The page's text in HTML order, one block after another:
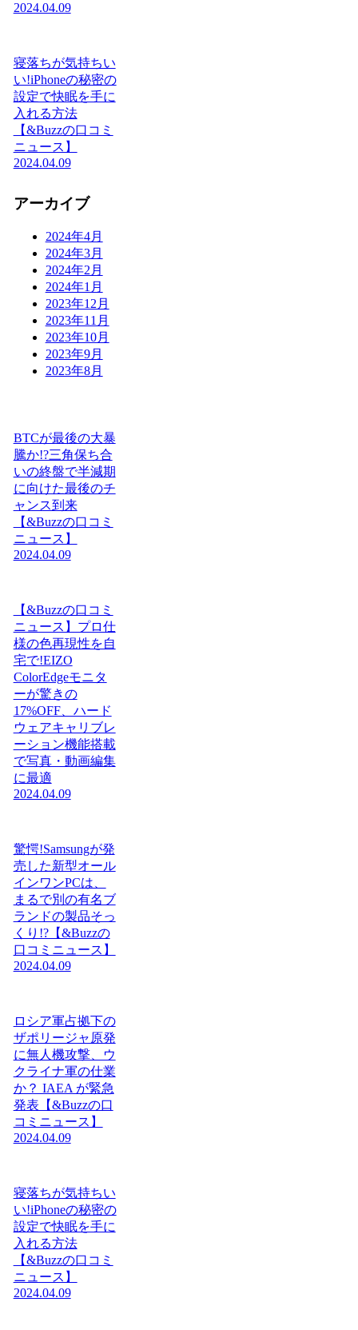
2024.04.09
寝落ちが気持ちい
い!iPhoneの秘密の
設定で快眠を手に
入れる方法
【&Buzzの口コミ
ニュース】
2024.04.09
アーカイブ
2024年4月
2024年3月
2024年2月
2024年1月
2023年12月
2023年11月
2023年10月
2023年9月
2023年8月
BTCが最後の大暴
騰か!?三角保ち合
いの終盤で半減期
に向けた最後のチ
ャンス到来
【&Buzzの口コミ
ニュース】
2024.04.09
【&Buzzの口コミ
ニュース】プロ仕
様の色再現性を自
宅で!EIZO
ColorEdgeモニタ
ーが驚きの
17%OFF、ハード
ウェアキャリブレ
ーション機能搭載
で写真・動画編集
に最適
2024.04.09
驚愕!Samsungが発
売した新型オール
インワンPCは、
まるで別の有名ブ
ランドの製品そっ
くり!?【&Buzzの
口コミニュース】
2024.04.09
ロシア軍占拠下の
ザポリージャ原発
に無人機攻撃、ウ
クライナ軍の仕業
か？ IAEA が緊急
発表【&Buzzの口
コミニュース】
2024.04.09
寝落ちが気持ちい
い!iPhoneの秘密の
設定で快眠を手に
入れる方法
【&Buzzの口コミ
ニュース】
2024.04.09